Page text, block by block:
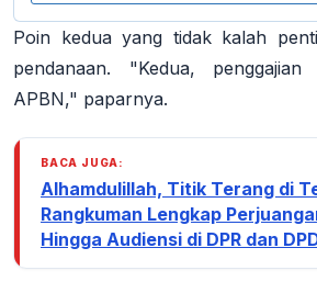
Poin kedua yang tidak kalah
pendanaan. "Kedua,
APBN," paparnya.
BACA JUGA:
Alhamdulillah, Titik Terang di
Rangkuman Lengkap
Hingga Audiensi di DPR dan